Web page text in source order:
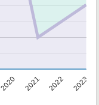
2020 2021 2022 2023